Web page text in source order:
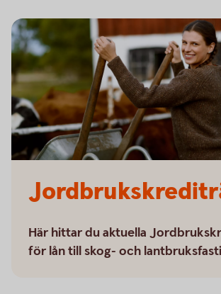
Här hittar du aktuella
för lån till skog- och